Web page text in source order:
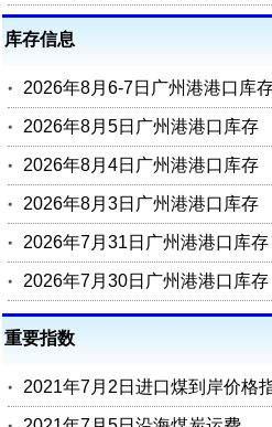
库存信息
2026年8月6-7日广州港港口库
2026年8月5日广州港港口库存
2026年8月4日广州港港口库存
2026年8月3日广州港港口库存
2026年7月31日广州港港口库存
2026年7月30日广州港港口库存
重要指数
2021年7月2日进口煤到岸价格